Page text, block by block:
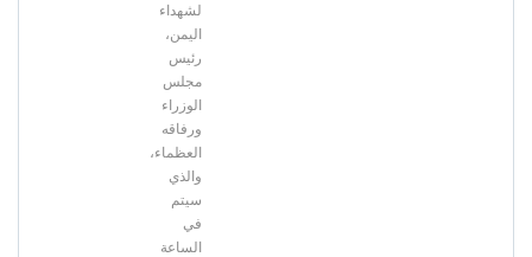
لشهداء
اليمن،
رئيس
مجلس
الوزراء
ورفاقه
العظماء،
والذي
سيتم
في
الساعة